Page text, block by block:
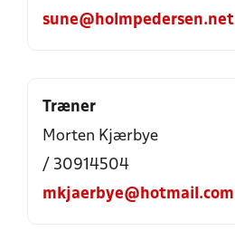
sune@holmpedersen.net
Træner
Morten Kjærbye
/ 30914504
mkjaerbye@hotmail.com